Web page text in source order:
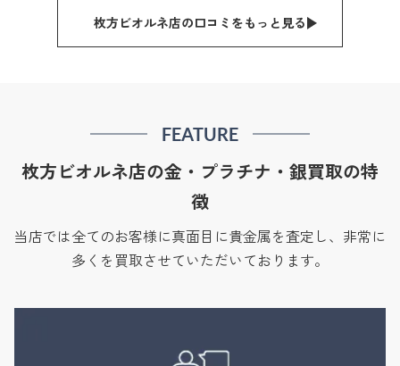
枚方ビオルネ店の口コミをもっと見る
FEATURE
枚方ビオルネ店の金・プラチナ・銀買取の特
徴
当店では全てのお客様に真面目に貴金属を査定し、非常に
多くを買取させていただいております。